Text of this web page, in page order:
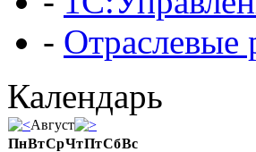
- Отраслевые
Календарь
Август
ПнВтСрЧтПтСбВс